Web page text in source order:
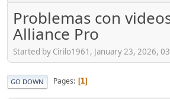
Problemas con
Alliance Pro
Started by Cirilo1961, January 23, 2026,
GO DOWN Pages 1